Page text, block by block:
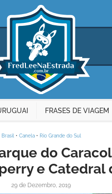
FRASES DE VIAGEM
Brasil • Canela• Rio Grande do Sul
do
e Catedral
29 de Dezembro, 2019